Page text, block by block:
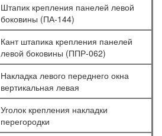
Штапик крепления панелей левой
боковины (ПА-144)
Кант штапика крепления панелей
левой боковины (ППР-062)
Накладка левого переднего окна
вертикальная левая
Уголок крепления накладки
перегородки